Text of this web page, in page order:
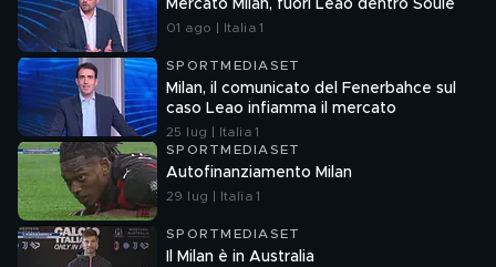
Mercato Milan, fuori Leão dentro Soulé
01 ago | Italia 1
SPORTMEDIASET
Milan, il comunicato del Fenerbahce sul
caso Leao infiamma il mercato
25 lug | Italia 1
SPORTMEDIASET
Autofinanziamento Milan
29 lug | Italia 1
SPORTMEDIASET
Il Milan è in Australia